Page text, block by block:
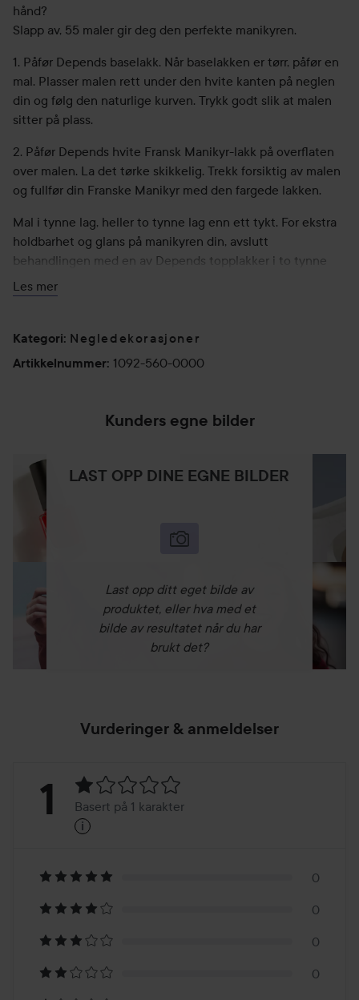
hånd?
Slapp av, 55 maler gir deg den perfekte manikyren.
1. Påfør Depends baselakk. Når baselakken er tørr, påfør en
mal. Plasser malen rett under den hvite kanten på neglen
din og følg den naturlige kurven. Trykk godt slik at malen
sitter på plass.
2. Påfør Depends hvite Fransk Manikyr-lakk på overflaten
over malen. La det tørke skikkelig. Trekk forsiktig av malen
og fullfør din Franske Manikyr med den fargede lakken.
Mal i tynne lag, heller to tynne lag enn ett tykt. For ekstra
holdbarhet og glans på manikyren din, avslutt
behandlingen med en av Depends topplakker i to tynne
lag.
Les mer
Kategori: Negledekorasjoner
Artikkelnummer: 1092-560-0000
Kunders egne bilder
LAST OPP DINE EGNE BILDER
Last opp ditt eget bilde av
produktet, eller hva med et
bilde av resultatet når du har
brukt det?
Vurderinger & anmeldelser
Vurdering:
Basert
på
1
karakter
1 Basert på 1 karakter
i
0
0
0
0